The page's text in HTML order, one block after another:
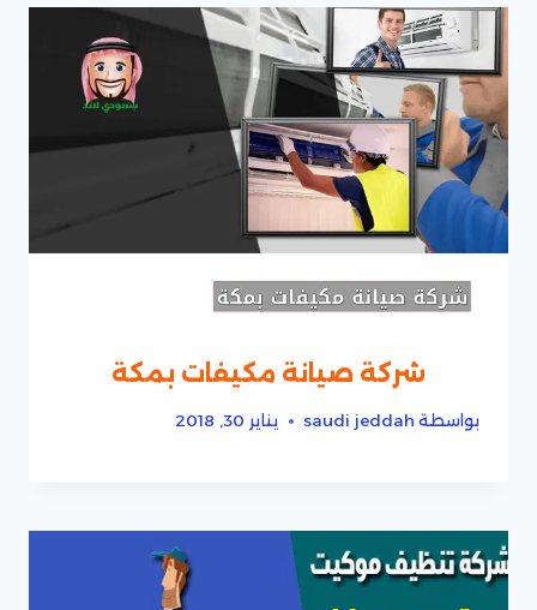
شركة صيانة مكيفات بمكة
بواسطة saudi jeddah يناير 30, 2018